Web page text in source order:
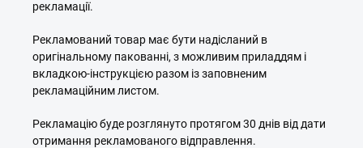
рекламації.
Рекламований товар має бути надісланий в
оригінальному пакованні, з можливим приладдям і
вкладкою-інструкцією разом із заповненим
рекламаційним листом.
Рекламацію буде розглянуто протягом 30 днів від дати
отримання рекламованого відправлення.